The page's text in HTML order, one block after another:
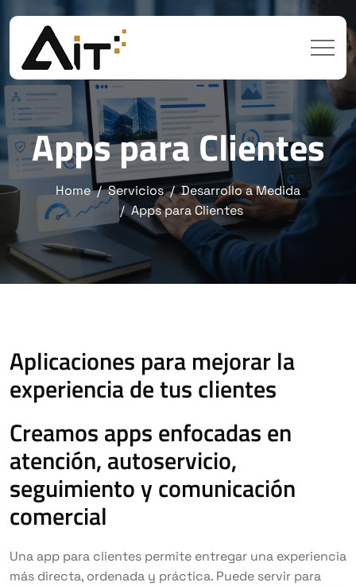
Apps para Clientes
Home Servicios
Desarrollo a Medida
Apps para Clientes
Aplicaciones para mejorar la
experiencia de tus clientes
Creamos apps enfocadas en
atención, autoservicio,
seguimiento y comunicación
comercial
Una app para clientes permite entregar una experiencia
más directa, ordenada y práctica. Puede servir para